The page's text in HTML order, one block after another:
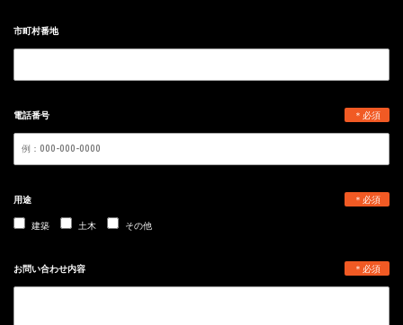
市町村番地
電話番号 ＊必須
用途 ＊必須
建築 土木 その他
お問い合わせ内容 ＊必須